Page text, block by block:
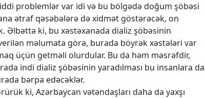
problemlər var idi və bu bölgədə doğum şöbəsi
ətraf qəsəbələrə də xidmət göstərəcək, on
Əlbəttə ki, bu xəstəxanada dializ şöbəsinin
verilən məlumata görə, burada böyrək xəstələri var
üçün getməli olurdular. Bu da həm məsrəfdir,
indi dializ şöbəsinin yaradılması bu insanlara da
bərpa edəcəklər.
ki, Azərbaycan vətəndaşları daha da yaxşı